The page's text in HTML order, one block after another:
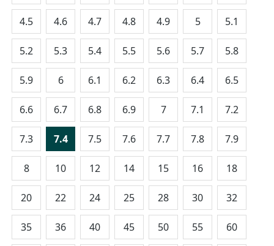
4.5 4.6 4.7 4.8 4.9 5 5.1
5.2 5.3 5.4 5.5 5.6 5.7 5.8
5.9 6 6.1 6.2 6.3 6.4 6.5
6.6 6.7 6.8 6.9 7 7.1 7.2
7.3 7.4 7.5 7.6 7.7 7.8 7.9
8 10 12 14 15 16 18
20 22 24 25 28 30 32
35 36 40 45 50 55 60